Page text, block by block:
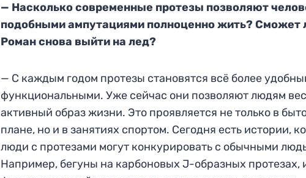
— Насколько современные протезы позволяют
подобными ампутациями полноценно жить? Сможет
Роман снова выйти на лед?
— С каждым годом протезы становятся всё более
функциональными. Уже сейчас они позволяют людям
активный образ жизни. Это проявляется не только в
плане, но и в занятиях спортом. Сегодня есть истории,
люди с протезами могут конкурировать с обычными
Например, бегуны на карбоновых J-образных протезах,